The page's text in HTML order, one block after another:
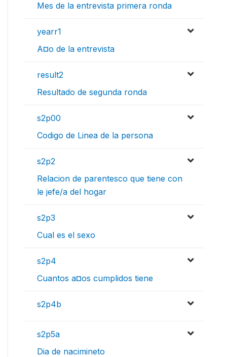
Mes de la entrevista primera ronda
yearr1
A¤o de la entrevista
result2
Resultado de segunda ronda
s2p00
Codigo de Linea de la persona
s2p2
Relacion de parentesco que tiene con
le jefe/a del hogar
s2p3
Cual es el sexo
s2p4
Cuantos a¤os cumplidos tiene
s2p4b
s2p5a
Dia de nacimineto